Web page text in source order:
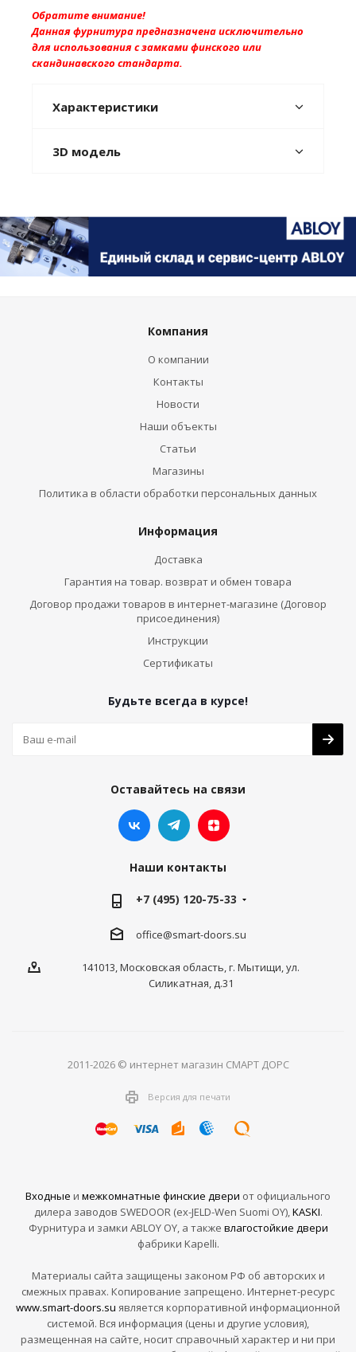
Обратите внимание!
Данная фурнитура предназначена исключительно
для использования с замками финского или
скандинавского стандарта.
Характеристики
3D модель
Компания
О компании
Контакты
Новости
Наши объекты
Статьи
Магазины
Политика в области обработки персональных данных
Информация
Доставка
Гарантия на товар. возврат и обмен товара
Договор продажи товаров в интернет-магазине (Договор
присоединения)
Инструкции
Сертификаты
Будьте всегда в курсе!
Оставайтесь на связи
Наши контакты
+7 (495) 120-75-33
office@smart-doors.su
141013, Московская область, г. Мытищи, ул.
Силикатная, д.31
2011-2026 © интернет магазин СМАРТ ДОРС
Версия для печати
Входные и межкомнатные финские двери от официального
дилера заводов SWEDOOR (ex-JELD-Wen Suomi OY),KASKI.
Фурнитура и замки ABLOY OY, а также влагостойкие двери
фабрики Kapelli.
Материалы сайта защищены законом РФ об авторских и
смежных правах. Копирование запрещено. Интернет-ресурс
www.smart-doors.su является корпоративной информационной
системой. Вся информация (цены и другие условия),
размещенная на сайте, носит справочный характер и ни при